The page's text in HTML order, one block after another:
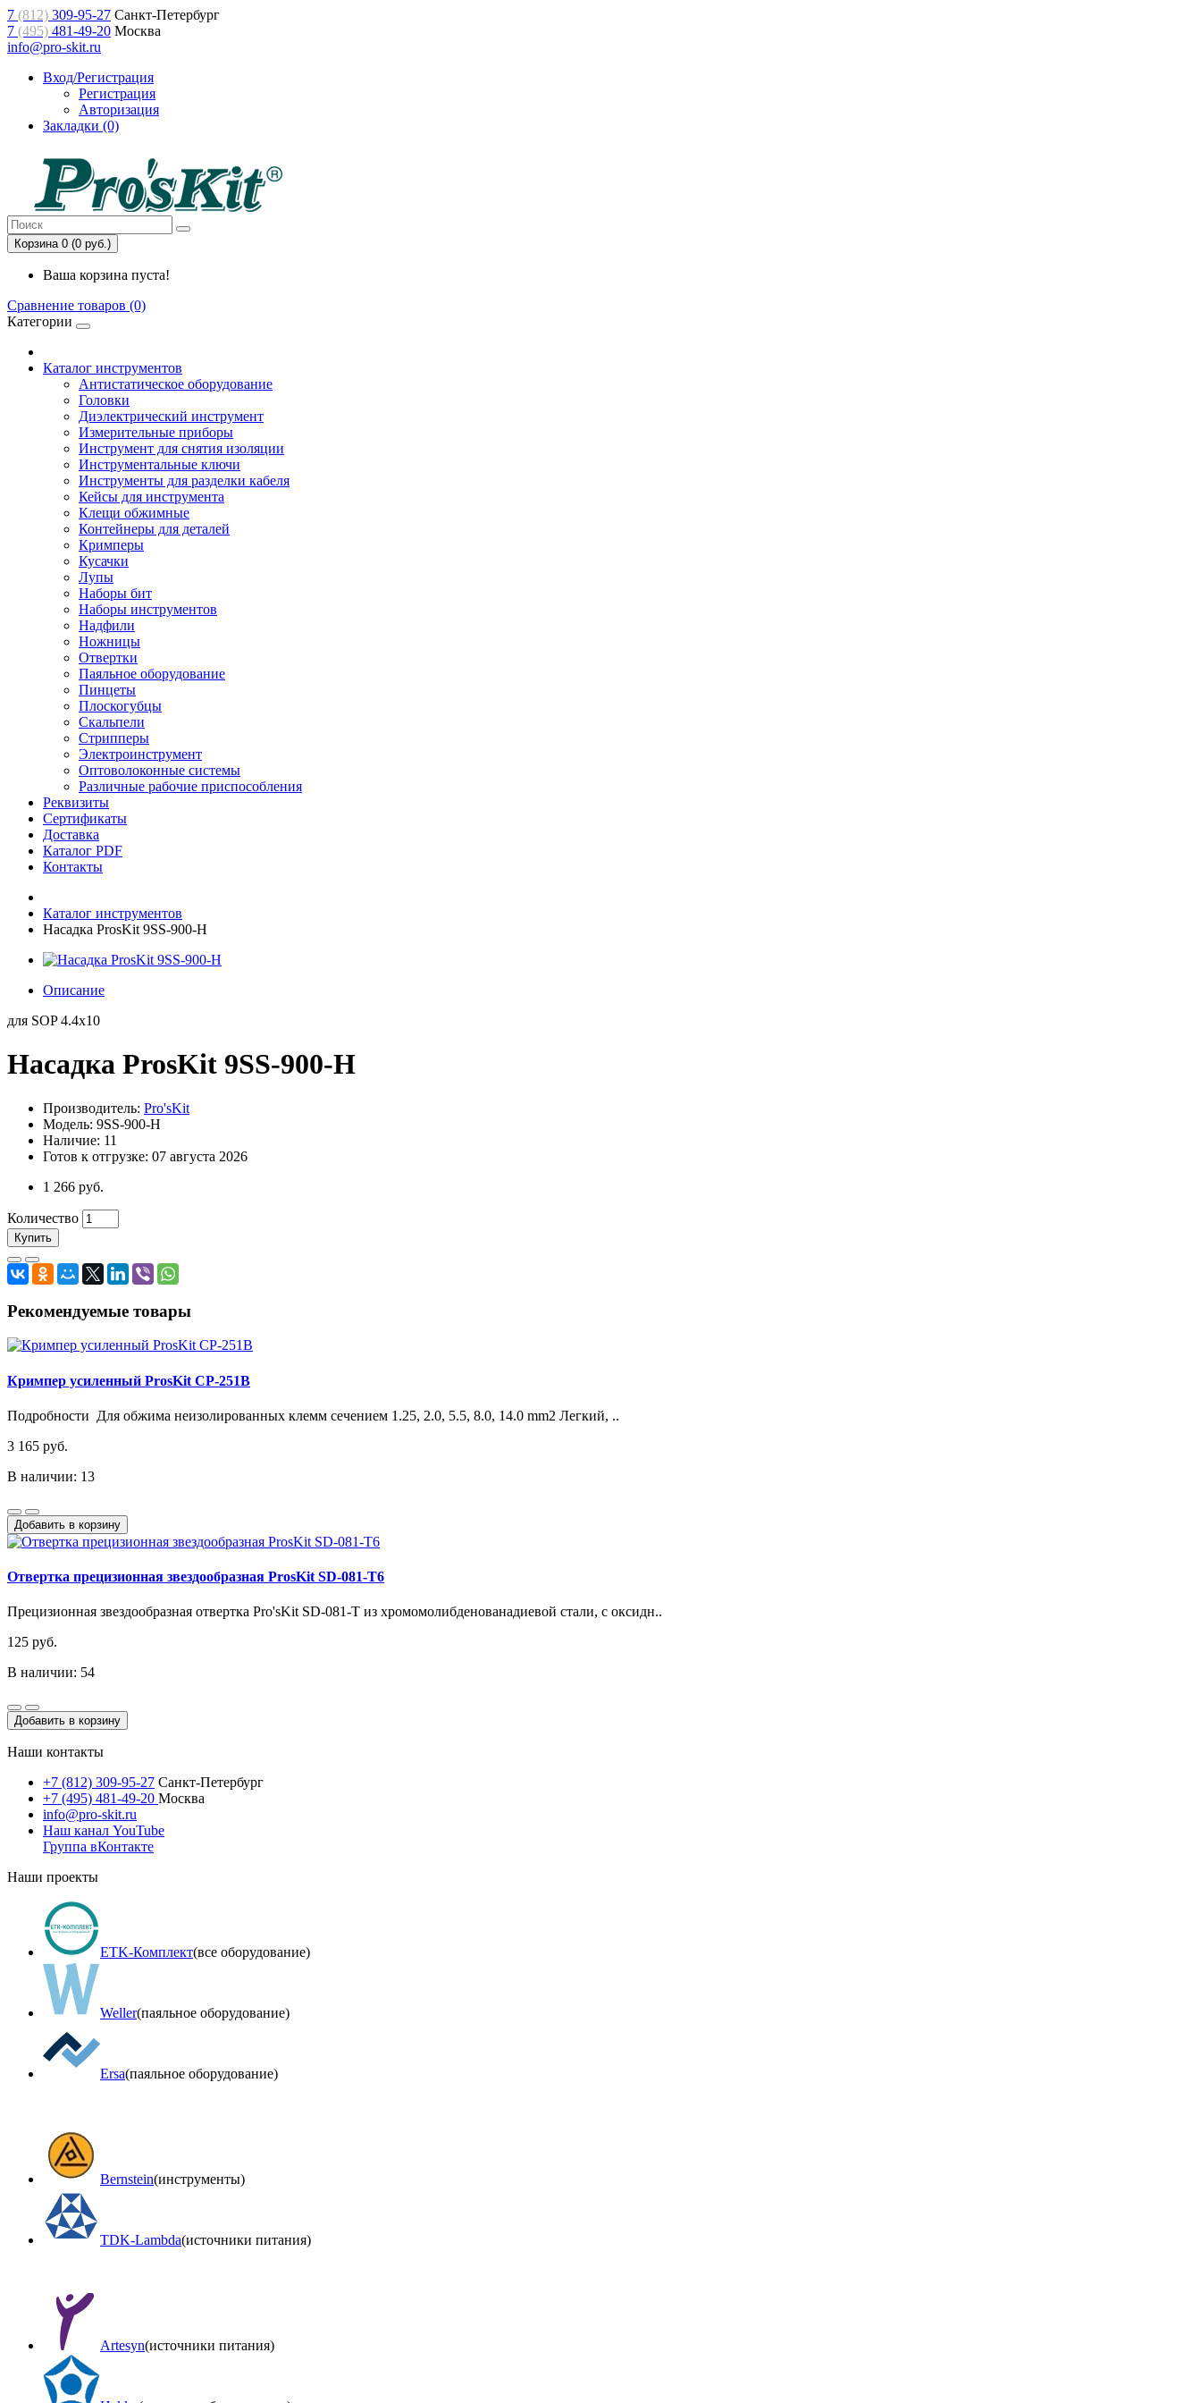
7 (812) 309-95-27 Санкт-Петербург
7 (495) 481-49-20 Москва
info@pro-skit.ru
Вход/Регистрация
Регистрация
Авторизация
Закладки (0)
Корзина 0 (0 руб.)
Ваша корзина пуста!
Сравнение товаров (0)
Категории
Каталог инструментов
Антистатическое оборудование
Головки
Диэлектрический инструмент
Измерительные приборы
Инструмент для снятия изоляции
Инструментальные ключи
Инструменты для разделки кабеля
Кейсы для инструмента
Клещи обжимные
Контейнеры для деталей
Кримперы
Кусачки
Лупы
Наборы бит
Наборы инструментов
Надфили
Ножницы
Отвертки
Паяльное оборудование
Пинцеты
Плоскогубцы
Скальпели
Стрипперы
Электроинструмент
Оптоволоконные системы
Различные рабочие приспособления
Реквизиты
Сертификаты
Доставка
Каталог PDF
Контакты
Каталог инструментов
Насадка ProsKit 9SS-900-H
Описание
для SOP 4.4x10
Насадка ProsKit 9SS-900-H
Производитель: Pro'sKit
Модель: 9SS-900-H
Наличие: 11
Готов к отгрузке: 07 августа 2026
1 266 руб.
Количество
Купить
Рекомендуемые товары
Кримпер усиленный ProsKit CP-251B
Подробности Для обжима неизолированных клемм сечением 1.25, 2.0, 5.5, 8.0, 14.0 mm2 Легкий, ..
3 165 руб.
В наличии: 13
Добавить в корзину
Отвертка прецизионная звездообразная ProsKit SD-081-T6
Прецизионная звездообразная отвертка Pro'sKit SD-081-T из хромомолибденованадиевой стали, с оксидн..
125 руб.
В наличии: 54
Добавить в корзину
Наши контакты
+7 (812) 309-95-27 Санкт-Петербург
+7 (495) 481-49-20 Москва
info@pro-skit.ru
Наш канал YouTube
Группа вКонтакте
Наши проекты
ETK-Комплект(все оборудование)
Weller(паяльное оборудование)
Ersa(паяльное оборудование)
Bernstein(инструменты)
TDK-Lambda(источники питания)
Artesyn(источники питания)